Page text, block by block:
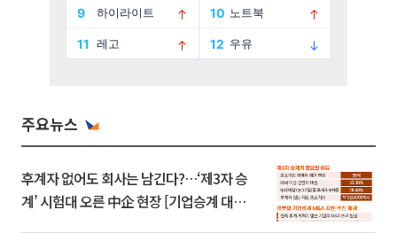
주요뉴스
후계자 없어도 회사는 남긴다?…‘제3자 승
계’ 시험대 오른 中企 현장 [기업승계 대전